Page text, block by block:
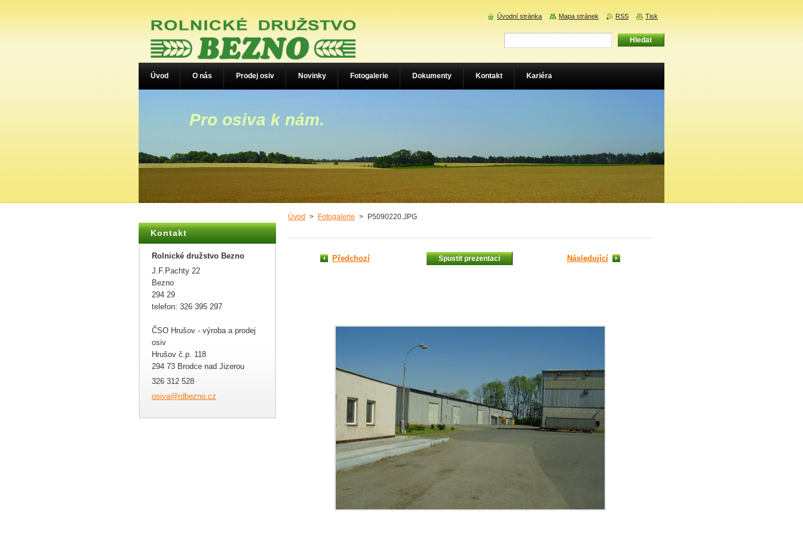
Pro osiva k nám.
Úvod > Fotogalerie > P5090220.JPG
Předchozí Spustit prezentaci Následující
Kontakt
Rolnické družstvo Bezno
J.F.Pachty 22
Bezno
294 29
telefon: 326 395 297
ČSO Hrušov - výroba a prodej
osiv
Hrušov č.p. 118
294 73 Brodce nad Jizerou
326 312 528
osiva@rd bezno.cz
Úvod O nás Prodej osiv Novinky Fotogalerie Dokumenty Kontakt Kariéra
Úvodní stránka Mapa stránek RSS Tisk